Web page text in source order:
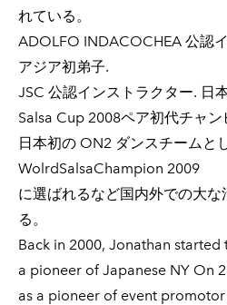
れている。
ADOLFO INDACOCHEA 公認
アジア初弟子.
JSC 公認インストラクター. 日
Salsa Cup 2008ペア初代チャン
日本初の ON2 ダンスチームと
WolrdSalsaChampion 2009
に選ばれるなど国内外での大
る。
Back in 2000, Jonathan
a pioneer of Japanese NY On
as a pioneer of event